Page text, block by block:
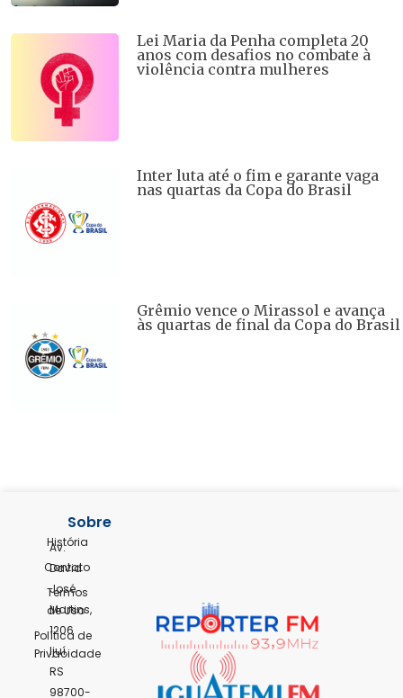
Lei Maria da Penha completa 20
anos com desafios no combate à
violência contra mulheres
Inter luta até o fim e garante vaga
nas quartas da Copa do Brasil
Grêmio vence o Mirassol e avança
às quartas de final da Copa do Brasil
Av.
David
José
Martins,
1206
Ijuí,
RS
98700-
Sobre
História
Contato
Termos
de Uso
Política de
Privacidade